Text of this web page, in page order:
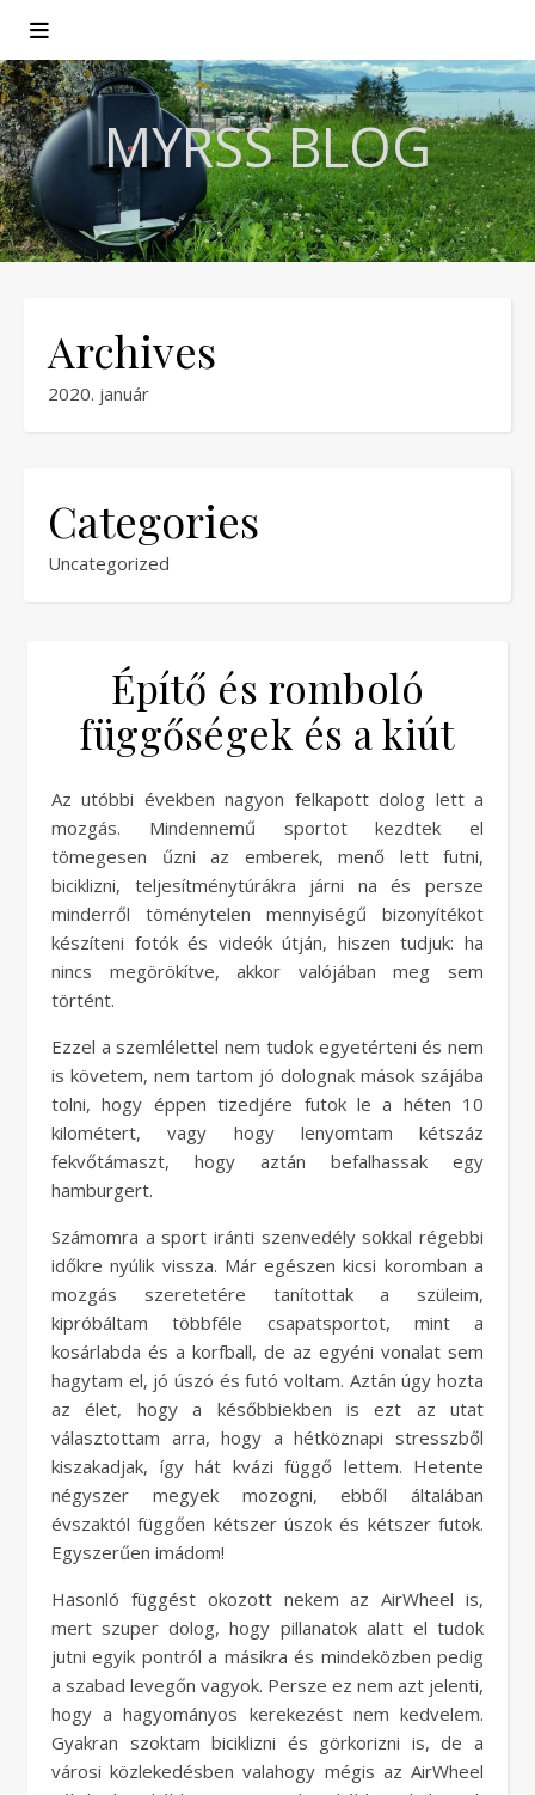
MYRSS BLOG
Archives
2020. január
Categories
Uncategorized
Építő és romboló
függőségek és a kiút
Az utóbbi években nagyon felkapott dolog lett a
mozgás. Mindennemű sportot kezdtek el
tömegesen űzni az emberek, menő lett futni,
biciklizni, teljesítménytúrákra járni na és persze
minderről töménytelen mennyiségű bizonyítékot
készíteni fotók és videók útján, hiszen tudjuk: ha
nincs megörökítve, akkor valójában meg sem
történt.
Ezzel a szemlélettel nem tudok egyetérteni és nem
is követem, nem tartom jó dolognak mások szájába
tolni, hogy éppen tizedjére futok le a héten 10
kilométert, vagy hogy lenyomtam kétszáz
fekvőtámaszt, hogy aztán befalhassak egy
hamburgert.
Számomra a sport iránti szenvedély sokkal régebbi
időkre nyúlik vissza. Már egészen kicsi koromban a
mozgás szeretetére tanítottak a szüleim,
kipróbáltam többféle csapatsportot, mint a
kosárlabda és a korfball, de az egyéni vonalat sem
hagytam el, jó úszó és futó voltam. Aztán úgy hozta
az élet, hogy a későbbiekben is ezt az utat
választottam arra, hogy a hétköznapi stresszből
kiszakadjak, így hát kvázi függő lettem. Hetente
négyszer megyek mozogni, ebből általában
évszaktól függően kétszer úszok és kétszer futok.
Egyszerűen imádom!
Hasonló függést okozott nekem az AirWheel is,
mert szuper dolog, hogy pillanatok alatt el tudok
jutni egyik pontról a másikra és mindeközben pedig
a szabad levegőn vagyok. Persze ez nem azt jelenti,
hogy a hagyományos kerekezést nem kedvelem.
Gyakran szoktam biciklizni és görkorizni is, de a
városi közlekedésben valahogy mégis az AirWheel